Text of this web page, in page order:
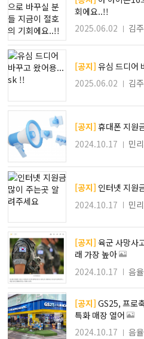
회에요..!!
2025.06.02
김
[공지] 유심 드디어
2025.06.02
김
[공지] 휴대폰 지원
2024.10.17
민
[공지] 인터넷 지원
2024.10.17
민
[공지] 육군 사망사고 93% '극단적 선택'…2019년 이
래 가장 높아
2024.10.17
음율
[공지] GS25, 프로축구 구단 울산HD와 손잡고 축구
특화 매장 열어
2024.10.17
음율